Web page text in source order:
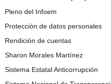
Pleno del Infoem
Protección de datos personales
Rendición de cuentas
Sharon Morales Martínez
Sistema Estatal Anticorrupción